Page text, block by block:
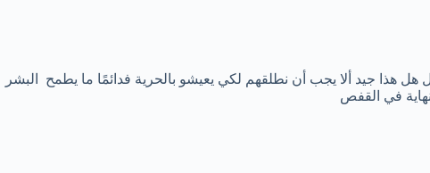
هذا جيد ألا يجب أن نطلقهم لكي يعيشو بالحرية فدائمًا ما يطمح البشر
في القفص